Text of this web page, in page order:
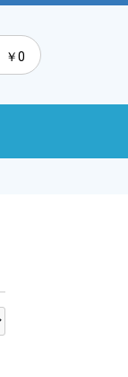
￥0